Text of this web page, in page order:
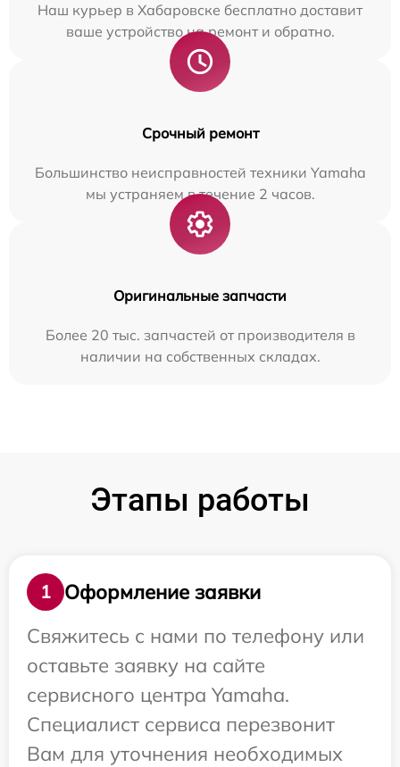
Наш курьер в Хабаровске бесплатно доставит
ваше устройство на ремонт и обратно.
Срочный ремонт
Большинство неисправностей техники Yamaha
мы устраняем в течение 2 часов.
Оригинальные запчасти
Более 20 тыс. запчастей от производителя в
наличии на собственных складах.
Этапы работы
1
Оформление заявки
Свяжитесь с нами по телефону или
оставьте заявку на сайте
сервисного центра Yamaha.
Специалист сервиса перезвонит
Вам для уточнения необходимых